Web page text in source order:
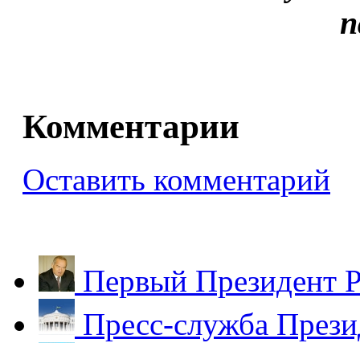
Комментарии
Оставить комментарий
Первый Президент
Пресс-служба